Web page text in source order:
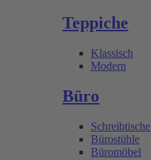
Teppiche
Klassisch
Modern
Büro
Schreibtische
Bürostühle
Büromöbel